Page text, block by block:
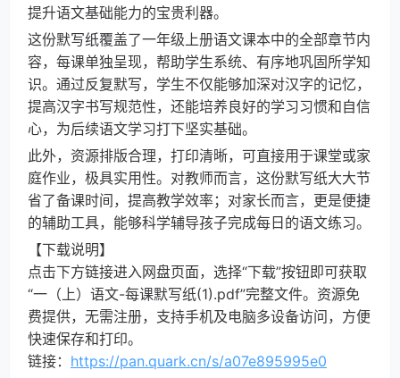
提升语文基础能力的宝贵利器。
这份默写纸覆盖了一年级上册语文课本中的全部章节内
容，每课单独呈现，帮助学生系统、有序地巩固所学知
识。通过反复默写，学生不仅能够加深对汉字的记忆，
提高汉字书写规范性，还能培养良好的学习习惯和自信
心，为后续语文学习打下坚实基础。
此外，资源排版合理，打印清晰，可直接用于课堂或家
庭作业，极具实用性。对教师而言，这份默写纸大大节
省了备课时间，提高教学效率；对家长而言，更是便捷
的辅助工具，能够科学辅导孩子完成每日的语文练习。
【下载说明】
点击下方链接进入网盘页面，选择“下载”按钮即可获取
“一（上）语文-每课默写纸(1).pdf”完整文件。资源免
费提供，无需注册，支持手机及电脑多设备访问，方便
快速保存和打印。
链接： https://pan.quark.cn/s/a07e895995e0